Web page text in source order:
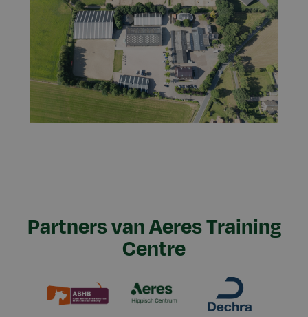
Partners van Aeres Training
Centre